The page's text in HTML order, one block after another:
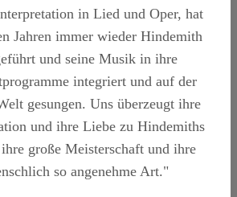
in Lied und Oper, hat
Jahren immer wieder Hindemith
und seine Musik in ihre
integriert und auf der
gesungen. Uns überzeugt ihre
und ihre Liebe zu Hindemiths
große Meisterschaft und ihre
so angenehme Art."